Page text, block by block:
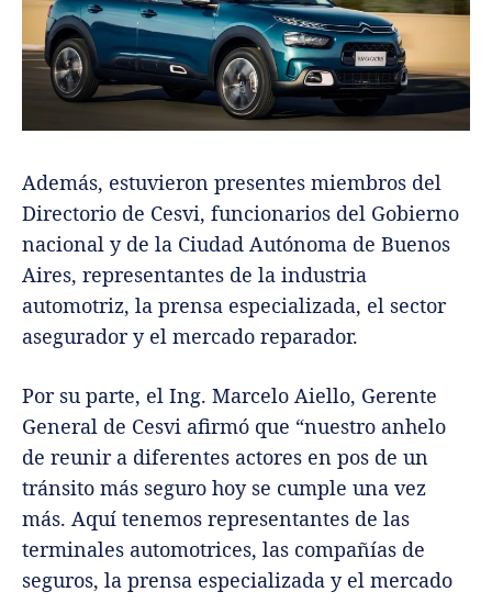
Además, estuvieron presentes miembros del
Directorio de Cesvi, funcionarios del Gobierno
nacional y de la Ciudad Autónoma de Buenos
Aires, representantes de la industria
automotriz, la prensa especializada, el sector
asegurador y el mercado reparador.
Por su parte, el Ing. Marcelo Aiello, Gerente
General de Cesvi afirmó que “nuestro anhelo
de reunir a diferentes actores en pos de un
tránsito más seguro hoy se cumple una vez
más. Aquí tenemos representantes de las
terminales automotrices, las compañías de
seguros, la prensa especializada y el mercado